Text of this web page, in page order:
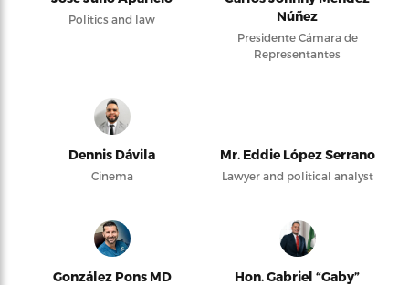
Politics and law
Núñez
Presidente Cámara de
Representantes
Dennis Dávila
Cinema
Mr. Eddie López Serrano
Lawyer and political analyst
González Pons MD
Hon. Gabriel “Gaby”